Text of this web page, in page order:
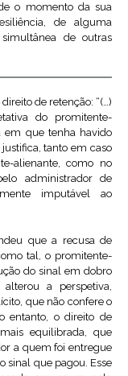
o momento da sua
de alguma
de outras
de retenção: “(…)
do promitente-
em que tenha havido
tanto em caso
alienante, como no
administrador de
imputável ao
que a recusa de
tal, o promitente-
do sinal em dobro
a perspetiva,
que não confere o
entanto, o direito de
equilibrada, que
a quem foi entregue
sinal que pagou. Esse